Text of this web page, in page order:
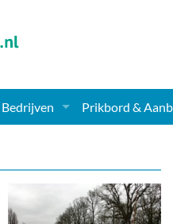
Bedrijven
Verzorging
Prikbord &